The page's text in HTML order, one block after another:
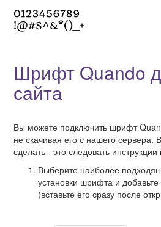
Шрифт Quando
сайта
Вы можете подключить шрифт
не скачивая его с нашего сервера.
сделать - это следовать
Выберите наиболее
установки шрифта и добавьте
(вставьте его сразу после